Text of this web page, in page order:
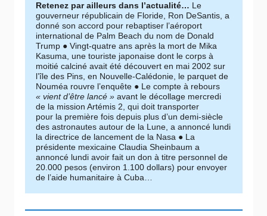
Retenez par ailleurs dans l’actualité… Le
gouverneur républicain de Floride, Ron DeSantis, a
donné son accord pour rebaptiser l’aéroport
international de Palm Beach du nom de Donald
Trump ● Vingt-quatre ans après la mort de Mika
Kasuma, une touriste japonaise dont le corps à
moitié calciné avait été découvert en mai 2002 sur
l’île des Pins, en Nouvelle-Calédonie, le parquet de
Nouméa rouvre l’enquête ● Le compte à rebours
« vient d’être lancé » avant le décollage mercredi
de la mission Artémis 2, qui doit transporter
pour la première fois depuis plus d’un demi-siècle
des astronautes autour de la Lune, a annoncé lundi
la directrice de lancement de la Nasa ● La
présidente mexicaine Claudia Sheinbaum a
annoncé lundi avoir fait un don à titre personnel de
20.000 pesos (environ 1.100 dollars) pour envoyer
de l’aide humanitaire à Cuba…